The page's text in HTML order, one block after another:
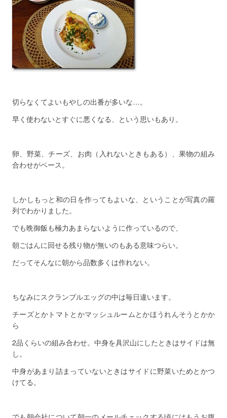
切らなくてよいもやしの出番が多いな…。
早く使わないとすぐに悪くなる、という思いもあり。
卵、野菜、チーズ、お肉（入れないときもある）、果物の組み
合わせがベース。
しかしもっと和の日を作ってもよいな、ということが写真の羅
列でわかりました。
でも晩御飯も極力あまらないように作っているので、
朝ごはんに回せる残り物が無いのもある意味つらい。
だってそんなに朝から品数多くは作れない。
ちなみにスクランブルエッグの中は毎日違います。
チーズとかトマトとかマッシュルームとかほうれんそうとかか
ら
2品くらいの組み合わせ。中身を具沢山にしたときはサイドは無
し。
中身があまり詰まっていないときはサイドに野菜いためとかつ
けてる。